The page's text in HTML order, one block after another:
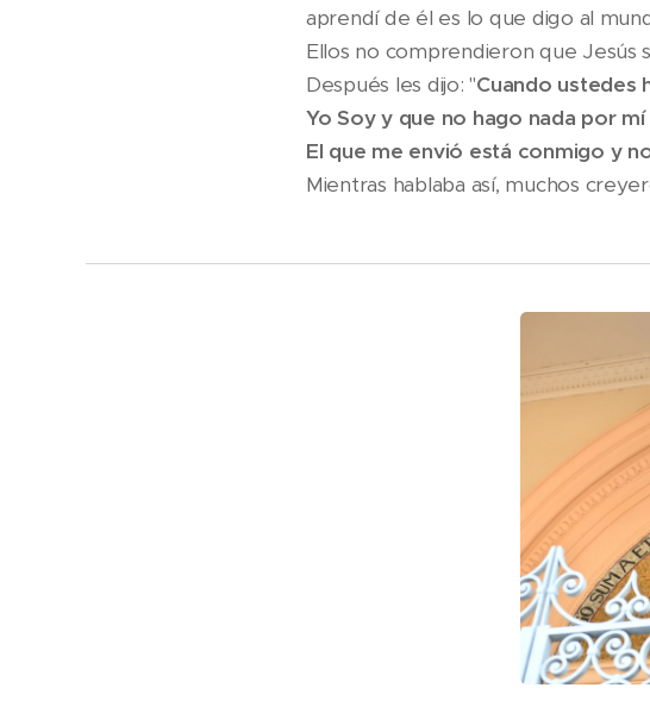
aprendí de él es lo que digo al
Ellos no comprendieron que Jesús
Después les dijo: "Cuando ustedes
Yo Soy y que no hago nada por
El que me envió está conmigo y
Mientras hablaba así, muchos